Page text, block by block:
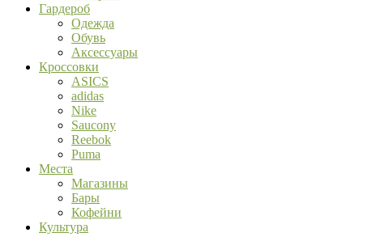
Гардероб
Одежда
Обувь
Аксессуары
Кроссовки
ASICS
adidas
Nike
Saucony
Reebok
Puma
Места
Магазины
Бары
Кофейни
Культура